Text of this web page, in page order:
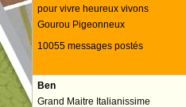
pour vivre heureux vivons
Gourou Pigeonneux
10055 messages postés
Ben
Grand Maitre Italianissime